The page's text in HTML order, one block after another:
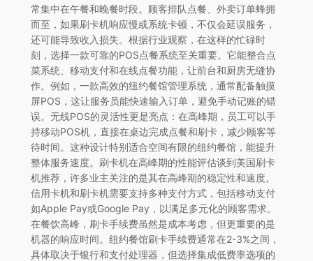
常集中在午餐和晚餐时段。顾客排队点餐、外卖订单蜂拥
而至，如果刷卡机响应慢或系统卡顿，不仅会延误服务，
还可能导致收入损失。根据行业观察，在这样的忙碌时
刻，选择一款可靠的POS点餐系统至关重要。它能整合点
菜系统、移动支付和在线点餐功能，让前台和厨房无缝协
作。例如，一款高效的纽约餐馆管理系统，通常配备触摸
屏POS，这让服务员能快速输入订单，避免手动记账的错
误。无线POS的灵活性更是亮点：在高峰期，员工可以手
持移动POS机，直接在桌边完成点餐和刷卡，减少顾客等
待时间。这种设计特别适合空间有限的纽约餐馆，能提升
整体服务速度。刷卡机在高峰期的性能评估谈到美国刷卡
机推荐，许多业主关注的是其在高峰期的稳定性和速度。
信用卡机和刷卡机需要支持多种支付方式，包括移动支付
如Apple Pay或Google Pay，以满足多元化的顾客需求。
在餐饮高峰，刷卡手续费虽然是成本考虑，但更重要的是
机器的响应时间。纽约餐馆刷卡手续费通常在2-3%之间，
具体取决于银行和支付处理器，但选择集成低费率选项的